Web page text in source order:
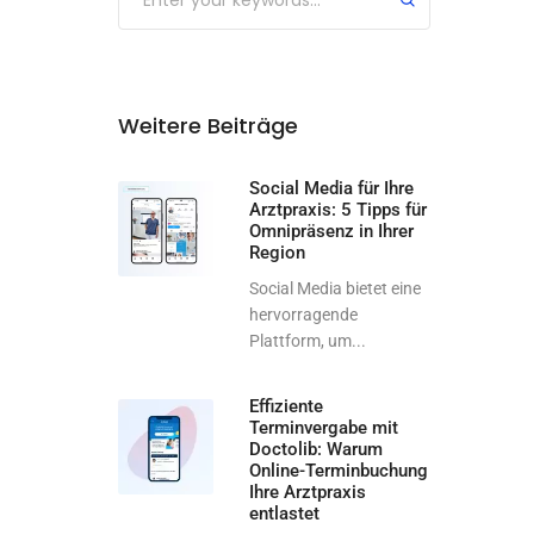
Weitere Beiträge
Social Media für Ihre
Arztpraxis: 5 Tipps für
Omnipräsenz in Ihrer
Region
Social Media bietet eine
hervorragende
Plattform, um...
Effiziente
Terminvergabe mit
Doctolib: Warum
Online-Terminbuchung
Ihre Arztpraxis
entlastet